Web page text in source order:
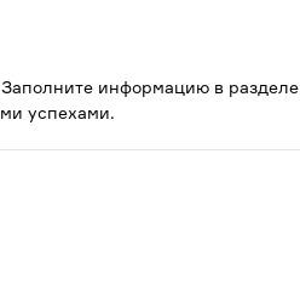
информацию в разделе
успехами.